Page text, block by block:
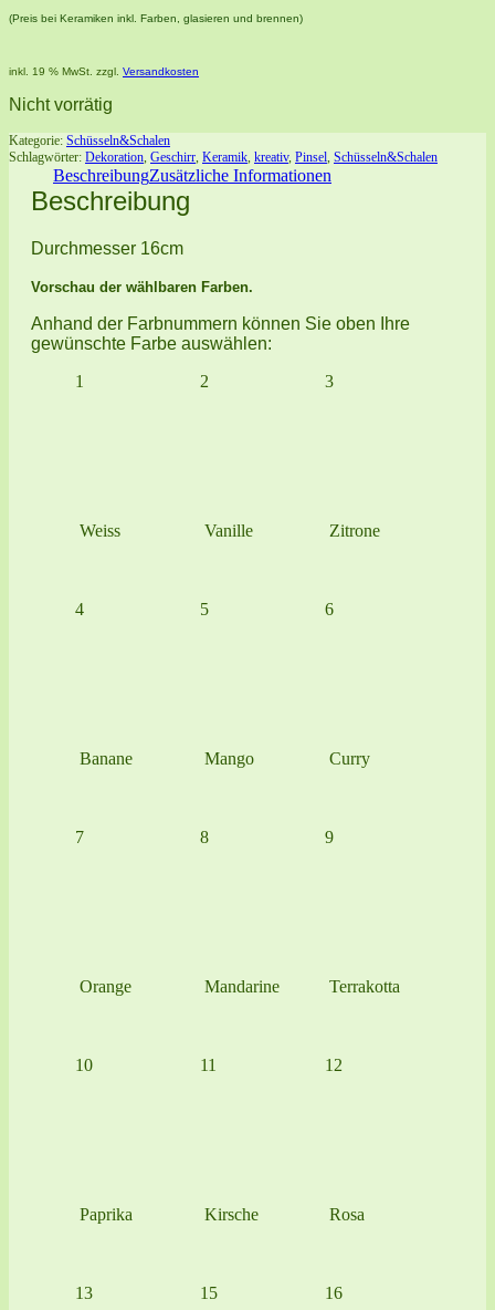
(Preis bei Keramiken inkl. Farben, glasieren und brennen)
inkl. 19 % MwSt. zzgl. Versandkosten
Nicht vorrätig
Kategorie: Schüsseln&Schalen
Schlagwörter: Dekoration, Geschirr, Keramik, kreativ, Pinsel, Schüsseln&Schalen
BeschreibungZusätzliche Informationen
Beschreibung
Durchmesser 16cm
Vorschau der wählbaren Farben.
Anhand der Farbnummern können Sie oben Ihre
gewünschte Farbe auswählen:
1
Weiss
2
Vanille
3
Zitrone
4
Banane
5
Mango
6
Curry
7
Orange
8
Mandarine
9
Terrakotta
10
Paprika
11
Kirsche
12
Rosa
13 15 16